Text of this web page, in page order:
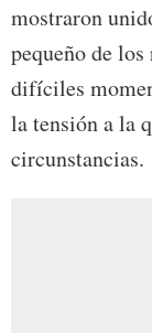
mostraron
pequeño de
difíciles
la tensión a la
circunstancias.